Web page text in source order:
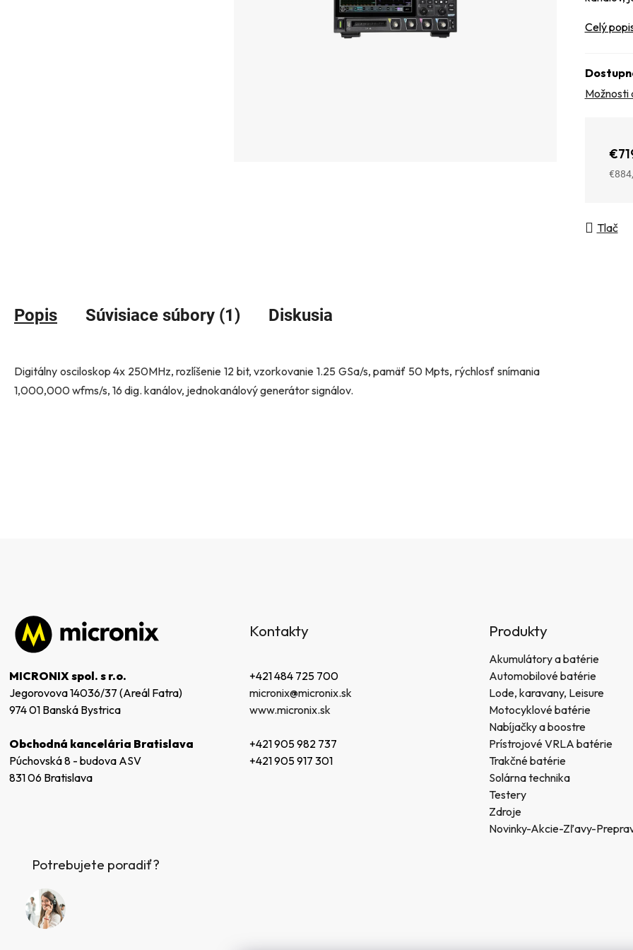
Celý
Možnosti
Tlač
Popis Súvisiace súbory (1) Diskusia
Digitálny osciloskop 4x 250MHz, rozlíšenie 12 bit, vzorkovanie 1.25 GSa/s, pamäť 50 Mpts, rýchlosť snímania
1,000,000 wfms/s, 16 dig. kanálov, jednokanálový generátor signálov.
MICRONIX spol. s r.o.
Jegorovova 14036/37 (Areál Fatra)
974 01 Banská Bystrica
Obchodná kancelária Bratislava
Púchovská 8 - budova ASV
831 06 Bratislava
Kontakty
+421 484 725 700
micronix@micronix.sk
www.micronix.sk
+421 905 982 737
+421 905 917 301
Produkty
Akumulátory a batérie
Automobilové batérie
Lode, karavany, Leisure
Motocyklové batérie
Nabíjačky a boostre
Prístrojové VRLA batérie
Trakčné batérie
Solárna technika
Testery
Zdroje
Novinky-Akcie-Zľavy-
Potrebujete poradiť?